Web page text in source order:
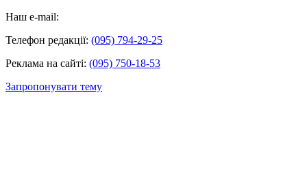
Наш e-mail:
Телефон редакції: (095) 794-29-25
Реклама на сайті: (095) 750-18-53
Запропонувати тему